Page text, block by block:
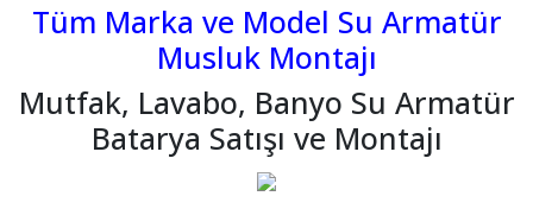
Tüm Marka ve Model Su Armatür
Musluk Montajı
Mutfak, Lavabo, Banyo Su Armatür
Batarya Satışı ve Montajı